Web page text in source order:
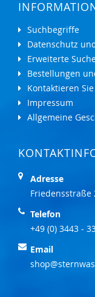
Suchbegriffe
Datenschutz
Erweiterte
Bestellungen
Kontaktieren
Impressum
Allgemeine
Adresse
Friedensstraße
Telefon
+49 (0) 3443 -
Email